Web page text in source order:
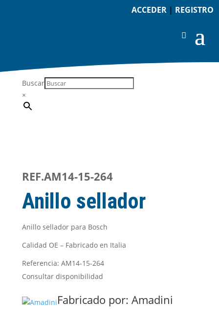
ACCEDER| REGISTRO
Buscar
×
REF.AM14-15-264
Anillo sellador
Anillo sellador para Bosch
Calidad OE – Fabricado en Italia
Referencia: AM14-15-264
Consultar disponibilidad
Fabricado por: Amadini